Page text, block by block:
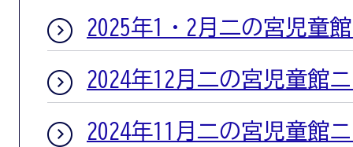
2025年1・2月二の宮児童
2024年12月二の宮児童館
2024年11月二の宮児童館